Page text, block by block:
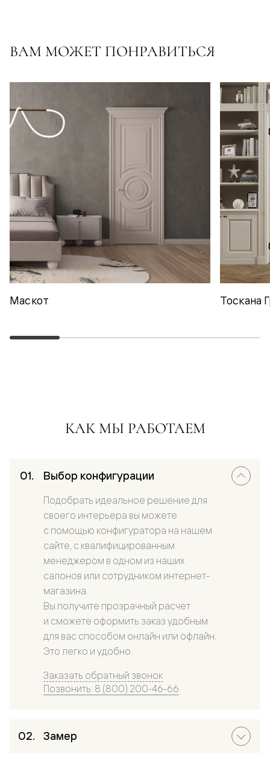
ВАМ МОЖЕТ ПОНРАВИТЬСЯ
Маскот Тоскана
КАК МЫ РАБОТАЕМ
Выбор конфигурации
Подобрать идеальное решение для
своего интерьера вы можете
с помощью конфигуратора на нашем
сайте, с квалифицированным
менеджером в одном из наших
салонов или сотрудником интернет-
магазина.
Вы получите прозрачный расчет
и сможете оформить заказ удобным
для вас способом онлайн или офлайн.
Это легко и удобно.
Заказать обратный звонок
Позвонить: 8 (800) 200-46-66
Замер